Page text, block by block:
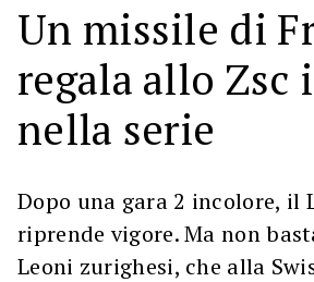
Un missile di
regala allo Zsc
nella serie
Dopo una gara 2 incolore, il
riprende vigore. Ma non
Leoni zurighesi, che alla